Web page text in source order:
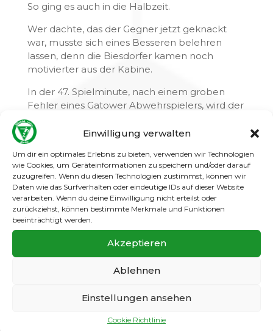
Einwilligung verwalten
Um dir ein optimales Erlebnis zu bieten, verwenden wir Technologien
wie Cookies, um Geräteinformationen zu speichern und/oder darauf
zuzugreifen. Wenn du diesen Technologien zustimmst, können wir
Daten wie das Surfverhalten oder eindeutige IDs auf dieser Website
verarbeiten. Wenn du deine Einwilligung nicht erteilst oder
zurückziehst, können bestimmte Merkmale und Funktionen
beeinträchtigt werden.
Akzeptieren
Ablehnen
Einstellungen ansehen
Cookie Richtlinie
So ging es auch in die Halbzeit.
Wer dachte, das der Gegner jetzt geknackt
war, musste sich eines Besseren belehren
lassen, denn die Biesdorfer kamen noch
motivierter aus der Kabine.
In der 47. Spielminute, nach einem groben
Fehler eines Gatower Abwehrspielers, wird der
Ball in den Gatower Strafraum gespielt und der
dort wartende Biesdorfer Spieler, brauchte nur
noch den Fuß zum 1:1 hinhalten.
Nun folgten zehn Minuten, in dem die
Biesdorfer die Oberhand hatten, jedoch
verpassten sie es, den Führungstreffer zu
erzielen.
Wir wechselten und stellten das Spielsystem
etwas um, damit wir wieder das
Spielgeschehen bestimmen konnten… und so
…wir erspielten uns wieder einige Chancen, die
der Torhüter jedoch gut parierte.